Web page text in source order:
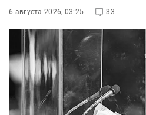
6 августа 2026, 03:25 33